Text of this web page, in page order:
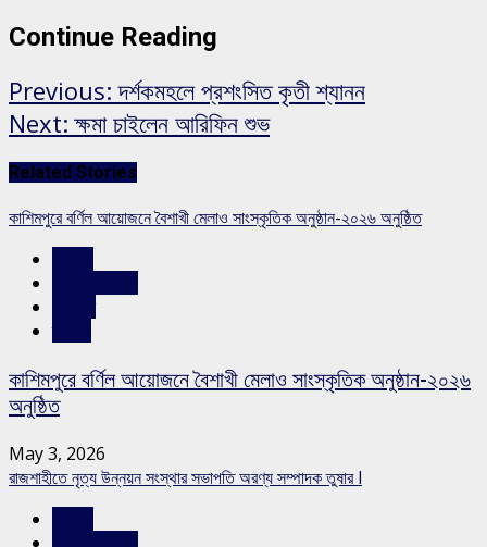
Continue Reading
Previous: দর্শকমহলে প্রশংসিত কৃতী শ্যানন
Next: ক্ষমা চাইলেন আরিফিন শুভ
Related Stories
কাশিমপুরে বর্ণিল আয়োজনে বৈশাখী মেলাও সাংস্কৃতিক অনুষ্ঠান-২০২৬ অনুষ্ঠিত
কাশিমপুরে বর্ণিল আয়োজনে বৈশাখী মেলাও সাংস্কৃতিক অনুষ্ঠান-২০২৬
অনুষ্ঠিত
May 3, 2026
রাজশাহীতে নৃত্য উন্নয়ন সংস্থার সভাপতি অরণ্য সম্পাদক তুষার l